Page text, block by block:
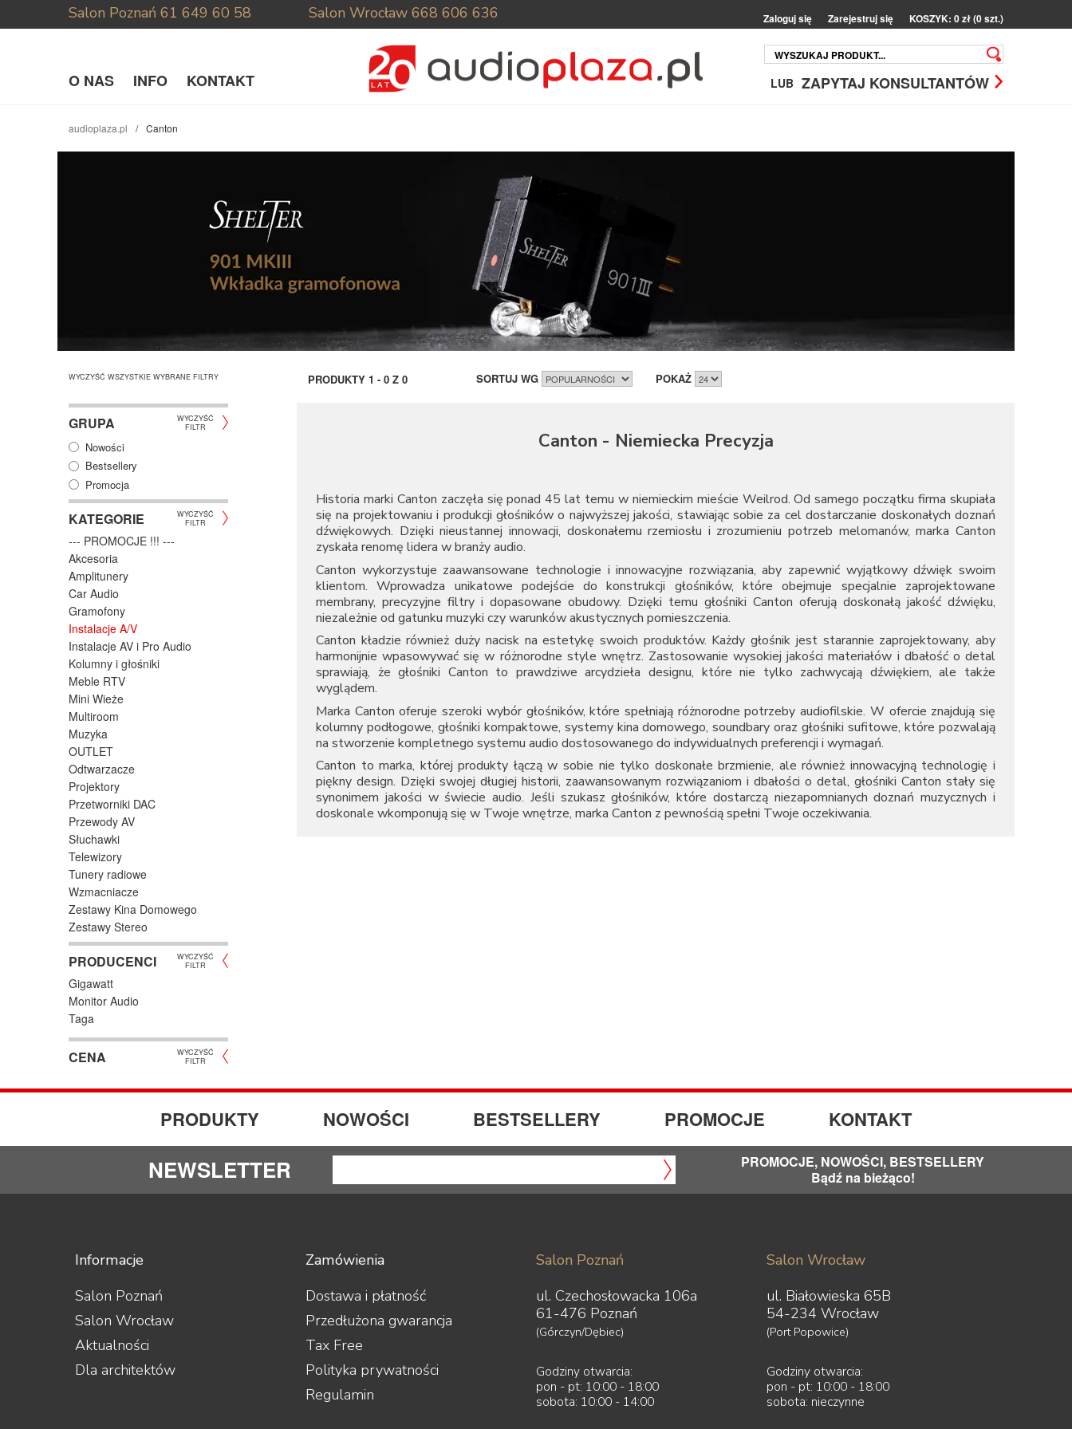
Salon Poznań 61 649 60 58 Salon Wrocław 668 606 636 Zaloguj się Zarejestruj się KOSZYK: 0 zł (0 szt.)
O NAS INFO KONTAKT LUB ZAPYTAJ KONSULTANTÓW
audioplaza.pl Canton
WYCZYŚĆ WSZYSTKIE WYBRANE FILTRY
GRUPA
WYCZYŚĆ
FILTR
Nowości
Bestsellery
Promocja
KATEGORIE
WYCZYŚĆ
FILTR
--- PROMOCJE !!! ---
Akcesoria
Amplitunery
Car Audio
Gramofony
Instalacje A/V
Instalacje AV i Pro Audio
Kolumny i głośniki
Meble RTV
Mini Wieże
Multiroom
Muzyka
OUTLET
Odtwarzacze
Projektory
Przetworniki DAC
Przewody AV
Słuchawki
Telewizory
Tunery radiowe
Wzmacniacze
Zestawy Kina Domowego
Zestawy Stereo
PRODUCENCI
WYCZYŚĆ
FILTR
Gigawatt
Monitor Audio
Taga
CENA
WYCZYŚĆ
FILTR
PRODUKTY 1 - 0 Z 0 SORTUJ WG POKAŻ
Canton - Niemiecka Precyzja
Historia marki Canton zaczęła się ponad 45 lat temu w niemieckim mieście Weilrod. Od samego początku firma skupiała
się na projektowaniu i produkcji głośników o najwyższej jakości, stawiając sobie za cel dostarczanie doskonałych doznań
dźwiękowych. Dzięki nieustannej innowacji, doskonałemu rzemiosłu i zrozumieniu potrzeb melomanów, marka Canton
zyskała renomę lidera w branży audio.
Canton wykorzystuje zaawansowane technologie i innowacyjne rozwiązania, aby zapewnić wyjątkowy dźwięk swoim
klientom. Wprowadza unikatowe podejście do konstrukcji głośników, które obejmuje specjalnie zaprojektowane
membrany, precyzyjne filtry i dopasowane obudowy. Dzięki temu głośniki Canton oferują doskonałą jakość dźwięku,
niezależnie od gatunku muzyki czy warunków akustycznych pomieszczenia.
Canton kładzie również duży nacisk na estetykę swoich produktów. Każdy głośnik jest starannie zaprojektowany, aby
harmonijnie wpasowywać się w różnorodne style wnętrz. Zastosowanie wysokiej jakości materiałów i dbałość o detal
sprawiają, że głośniki Canton to prawdziwe arcydzieła designu, które nie tylko zachwycają dźwiękiem, ale także
wyglądem.
Marka Canton oferuje szeroki wybór głośników, które spełniają różnorodne potrzeby audiofilskie. W ofercie znajdują się
kolumny podłogowe, głośniki kompaktowe, systemy kina domowego, soundbary oraz głośniki sufitowe, które pozwalają
na stworzenie kompletnego systemu audio dostosowanego do indywidualnych preferencji i wymagań.
Canton to marka, której produkty łączą w sobie nie tylko doskonałe brzmienie, ale również innowacyjną technologię i
piękny design. Dzięki swojej długiej historii, zaawansowanym rozwiązaniom i dbałości o detal, głośniki Canton stały się
synonimem jakości w świecie audio. Jeśli szukasz głośników, które dostarczą niezapomnianych doznań muzycznych i
doskonale wkomponują się w Twoje wnętrze, marka Canton z pewnością spełni Twoje oczekiwania.
PRODUKTY NOWOŚCI BESTSELLERY PROMOCJE KONTAKT
NEWSLETTER
PROMOCJE, NOWOŚCI, BESTSELLERY
Bądź na bieżąco!
Informacje
Salon Poznań
Salon Wrocław
Aktualności
Dla architektów
Zamówienia
Dostawa i płatność
Przedłużona gwarancja
Tax Free
Polityka prywatności
Regulamin
Salon Poznań
ul. Czechosłowacka 106a
61-476 Poznań
(Górczyn/Dębiec)
Godziny otwarcia:
pon - pt: 10:00 - 18:00
sobota: 10:00 - 14:00
Salon Wrocław
ul. Białowieska 65B
54-234 Wrocław
(Port Popowice)
Godziny otwarcia:
pon - pt: 10:00 - 18:00
sobota: nieczynne